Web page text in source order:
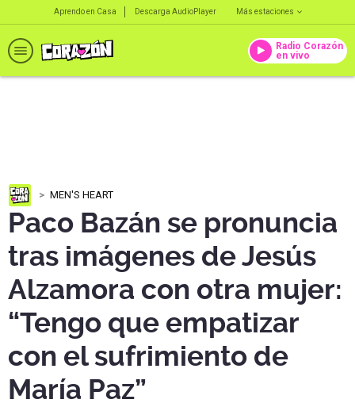
Aprendo en Casa Descarga AudioPlayer Más estaciones
Radio Corazón
en vivo
MEN'S HEART
Paco Bazán se pronuncia
tras imágenes de Jesús
Alzamora con otra mujer:
“Tengo que empatizar
con el sufrimiento de
María Paz”